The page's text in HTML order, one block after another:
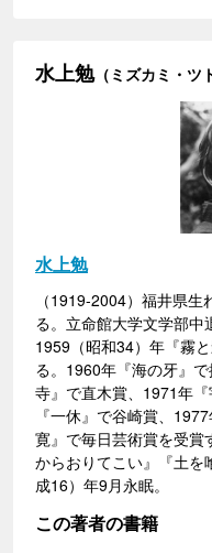
水上勉（ミズカミ・ツ
水上勉
（1919-2004）福井県
る。立命館大学文学部中
1959（昭和34）年『霧
る。1960年『海の牙』
寺』で直木賞、1971年
『一休』で谷崎賞、
寛』で毎日芸術賞を受賞
からおりてこい』『土
成16）年9月永眠。
この著者の書籍